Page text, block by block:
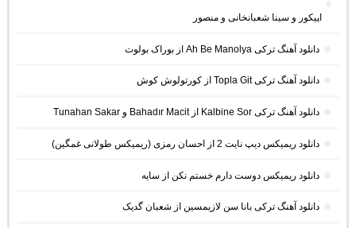
اپیکور و سینا شعبانخانی و منصور
دانلود آهنگ ترکی Ah Be Manolya از بوراک بولوت
دانلود آهنگ ترکی Topla Git از کورتولوش کوش
دانلود آهنگ ترکی Kalbine Sor از Bahadır Macit و Tunahan Sakar
دانلود ریمیکس دیپ نایت 2 از احسان رمزی (ریمیکس طولانی غمگین)
دانلود ریمیکس دوست دارم خستم نکن از سایه
دانلود آهنگ ترکی بانا سن لازیمسین از شعبان گدیک